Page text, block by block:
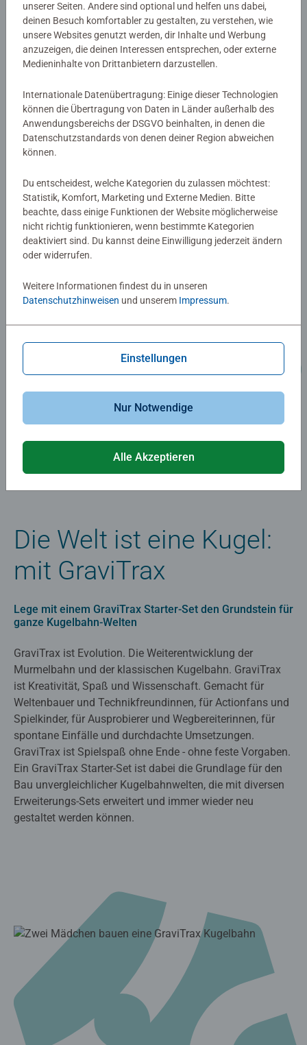
Kugelbahn von Ravensburger sind deine Eintrittskarte in
ein actionreiches Konstruktions- und Spieleabenteuer. Mit
einem GraviTrax Starter-Set können große und kleine
Konstrukteure ab 8 Jahren direkt in das riesige, endlos
Beispielbahnen und Anleitungen ermöglichen einen
spielerischen Einstieg in das GraviTrax Universum und
fördern die Kreativität zum Bauen eigener Bahnen.
Die Welt ist eine Kugel:
mit GraviTrax
Lege mit einem GraviTrax Starter-Set den Grundstein für
ganze Kugelbahn-Welten
GraviTrax ist Evolution. Die Weiterentwicklung der
Murmelbahn und der klassischen Kugelbahn. GraviTrax
ist Kreativität, Spaß und Wissenschaft. Gemacht für
Weltenbauer und Technikfreundinnen, für Actionfans und
Spielkinder, für Ausprobierer und Wegbereiterinnen, für
spontane Einfälle und durchdachte Umsetzungen.
GraviTrax ist Spielspaß ohne Ende - ohne feste Vorgaben.
Ein GraviTrax Starter-Set ist dabei die Grundlage für den
Bau unvergleichlicher Kugelbahnwelten, die mit diversen
Erweiterungs-Sets erweitert und immer wieder neu
gestaltet werden können.
unserer Seiten. Andere sind optional und helfen uns dabei,
deinen Besuch komfortabler zu gestalten, zu verstehen, wie
unsere Websites genutzt werden, dir Inhalte und Werbung
anzuzeigen, die deinen Interessen entsprechen, oder externe
Medieninhalte von Drittanbietern darzustellen.
Internationale Datenübertragung: Einige dieser Technologien
können die Übertragung von Daten in Länder außerhalb des
Anwendungsbereichs der DSGVO beinhalten, in denen die
Datenschutzstandards von denen deiner Region abweichen
können.
Du entscheidest, welche Kategorien du zulassen möchtest:
Statistik, Komfort, Marketing und Externe Medien. Bitte
beachte, dass einige Funktionen der Website möglicherweise
nicht richtig funktionieren, wenn bestimmte Kategorien
deaktiviert sind. Du kannst deine Einwilligung jederzeit ändern
oder widerrufen.
Weitere Informationen findest du in unseren
Datenschutzhinweisen und unserem Impressum.
Einstellungen
Nur Notwendige
Alle Akzeptieren